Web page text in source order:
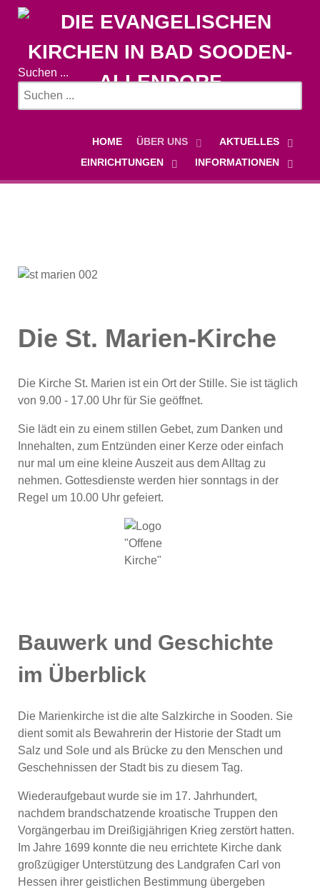
Suchen ...
HOME ÜBER UNS
AKTUELLES
EINRICHTUNGEN
INFORMATIONEN
Die St. Marien-Kirche
Die Kirche St. Marien ist ein Ort der Stille. Sie ist täglich
von 9.00 - 17.00 Uhr für Sie geöffnet.
Sie lädt ein zu einem stillen Gebet, zum Danken und
Innehalten, zum Entzünden einer Kerze oder einfach
nur mal um eine kleine Auszeit aus dem Alltag zu
nehmen. Gottesdienste werden hier sonntags in der
Regel um 10.00 Uhr gefeiert.
Bauwerk und Geschichte
im Überblick
Die Marienkirche ist die alte Salzkirche in Sooden. Sie
dient somit als Bewahrerin der Historie der Stadt um
Salz und Sole und als Brücke zu den Menschen und
Geschehnissen der Stadt bis zu diesem Tag.
Wiederaufgebaut wurde sie im 17. Jahrhundert,
nachdem brandschatzende kroatische Truppen den
Vorgängerbau im Dreißigjährigen Krieg zerstört hatten.
Im Jahre 1699 konnte die neu errichtete Kirche dank
großzügiger Unterstützung des Landgrafen Carl von
Hessen ihrer geistlichen Bestimmung übergeben